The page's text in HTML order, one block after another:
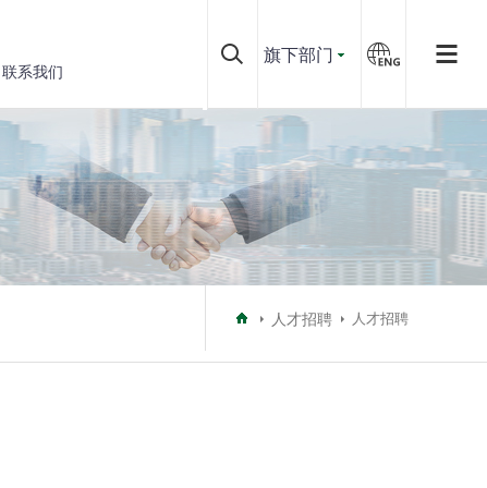
联系我们
旗下部门
人才招聘 人才招聘